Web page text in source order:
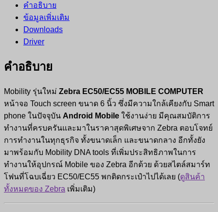
คำอธิบาย
ข้อมูลเพิ่มเติม
Downloads
Driver
คำอธิบาย
Mobility รุ่นใหม่ Zebra EC50/EC55 MOBILE COMPUTER
หน้าจอ Touch screen ขนาด 6 นิ้ว ซึ่งมีความใกล้เคียงกับ Smart
phone ในปัจจุบัน Android Mobile ใช้งานง่าย มีคุณสมบัติการ
ทำงานที่ครบครันและมาในราคาสุดพิเศษจาก Zebra ตอบโจทย์
การทำงานในทุกธุรกิจ ทั้งขนาดเล็ก และขนาดกลาง อีกทั้งยัง
มาพร้อมกับ Mobility DNA tools ที่เพิ่มประสิทธิภาพในการ
ทำงานให้อุปกรณ์ Mobile ของ Zebra อีกด้วย ด้วยสไตล์สมาร์ท
โฟนที่โฉบเฉี่ยว EC50/EC55 พกติดกระเป๋าไปได้เลย (ดูสินค้า
ทั้งหมดของ Zebra เพิ่มเติม)